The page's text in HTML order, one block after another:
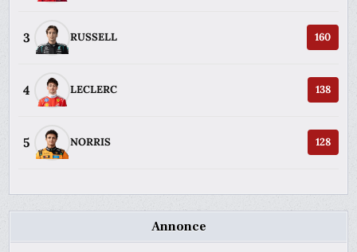
3 RUSSELL 160
4 LECLERC 138
5 NORRIS 128
Annonce